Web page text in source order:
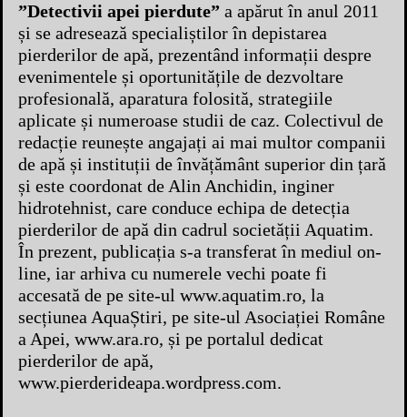
”Detectivii apei pierdute” a apărut în anul 2011
și se adresează specialiștilor în depistarea
pierderilor de apă, prezentând informații despre
evenimentele și oportunitățile de dezvoltare
profesională, aparatura folosită, strategiile
aplicate și numeroase studii de caz. Colectivul de
redacție reunește angajați ai mai multor companii
de apă și instituții de învățământ superior din țară
și este coordonat de Alin Anchidin, inginer
hidrotehnist, care conduce echipa de detecția
pierderilor de apă din cadrul societății Aquatim.
În prezent, publicația s-a transferat în mediul on-
line, iar arhiva cu numerele vechi poate fi
accesată de pe site-ul www.aquatim.ro, la
secțiunea AquaȘtiri, pe site-ul Asociației Române
a Apei, www.ara.ro, și pe portalul dedicat
pierderilor de apă,
www.pierderideapa.wordpress.com.